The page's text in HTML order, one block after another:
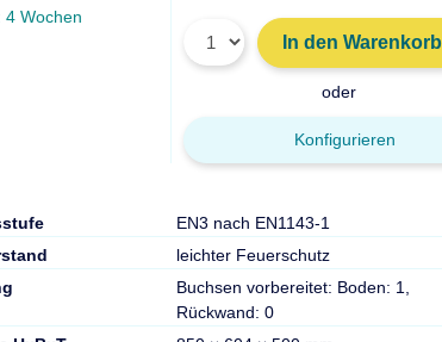
4 Wochen
In den Warenkorb
oder
Konfigurieren
EN3 nach EN1143-1
leichter Feuerschutz
Buchsen vorbereitet: Boden: 1,
Rückwand: 0